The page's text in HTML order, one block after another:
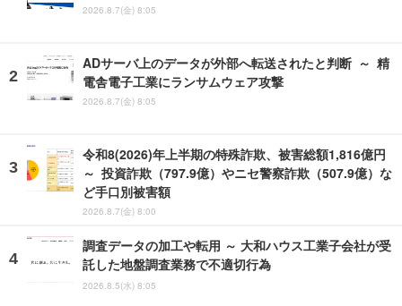
2026.8.7(金) 8:05
ADサーバ上のデータが外部へ転送されたと判断 ～ 精
電舎電子工業にランサムウェア攻撃
2026.8.7(金) 8:05
令和8(2026)年上半期の特殊詐欺、被害総額1,816億円
～ 投資詐欺（797.9億）やニセ警察詐欺（507.9億）な
ど手口別被害額
2026.8.7(金) 8:00
調査データの加工や転用 ～ 大和ハウス工業子会社が受
託した地盤調査業務で不適切行為
2026.8.5(水) 8:05